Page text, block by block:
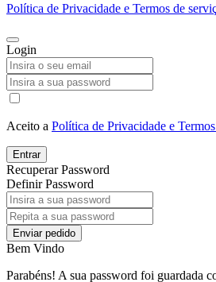
Política de Privacidade e Termos de
Login
Aceito a Política de Privacidade e
Entrar
Recuperar Password
Definir Password
Enviar pedido
Bem Vindo
Parabéns! A sua password foi guardada